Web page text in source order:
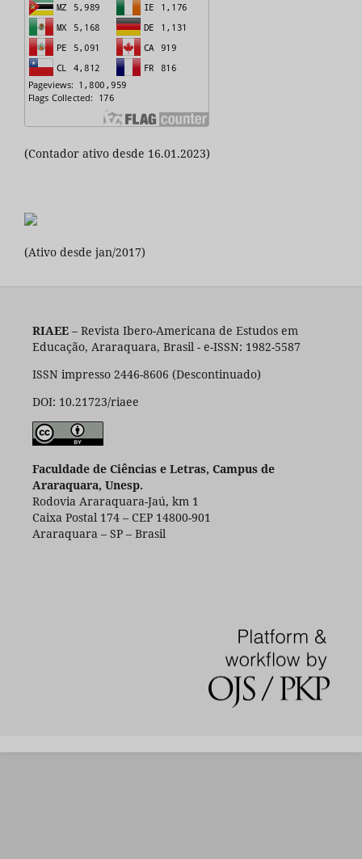
(Contador ativo desde 16.01.2023)
(Ativo desde jan/2017)
RIAEE– Revista Ibero-Americana de Estudos em
Educação, Araraquara, Brasil - e-ISSN: 1982-5587
ISSN impresso 2446-8606 (Descontinuado)
DOI: 10.21723/riaee
Faculdade de Ciências e Letras, Campus de
Araraquara, Unesp.
Rodovia Araraquara-Jaú, km 1
Caixa Postal 174 – CEP 14800-901
Araraquara – SP – Brasil